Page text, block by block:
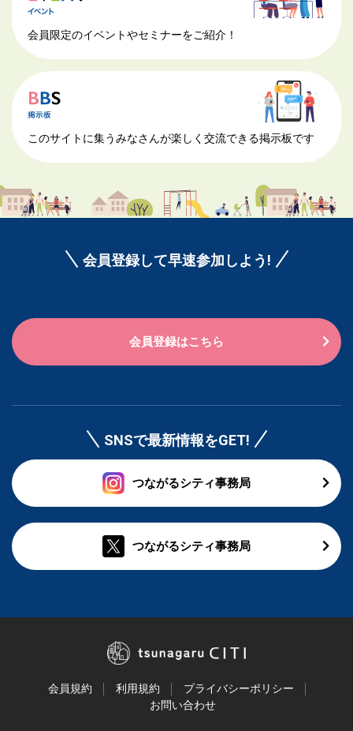
会員限定のイベントやセミナーをご紹介！
このサイトに集うみなさんが楽しく交流できる掲示板です
会員登録して早速参加しよう!
会員登録はこちら
SNSで最新情報をGET!
つながるシティ事務局
つながるシティ事務局
会員規約 利用規約
プライバシーポリシー
お問い合わせ